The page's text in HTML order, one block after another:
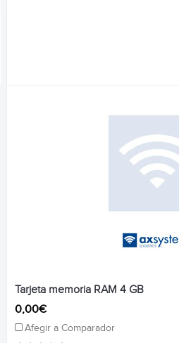
Tarjeta memoria RAM 4 GB
0,00€
Afegir a Comparador